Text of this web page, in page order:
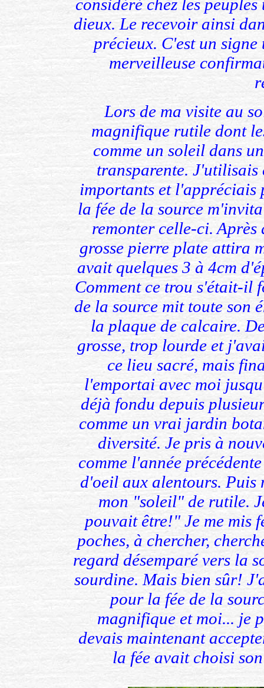
considéré chez les
dieux. Le recevoir ainsi
précieux. C'est un signe
merveilleuse
Lors de ma visite au
magnifique rutile dont
comme un soleil dans
transparente. J'utilisais
importants et l'appréciais
la fée de la source
remonter celle-ci. Après
grosse pierre plate attira
avait quelques 3 à 4cm
Comment ce trou s'était-il
de la source mit toute son
la plaque de calcaire.
grosse, trop lourde et
ce lieu sacré, mais
l'emportai avec moi
déjà fondu depuis
comme un vrai jardin
diversité. Je pris à
comme l'année
d'oeil aux alentours. Puis
mon "soleil" de rutile.
pouvait être!" Je me mis
poches, à chercher,
regard désemparé vers la
sourdine. Mais bien sûr!
pour la fée de la
magnifique et moi... je
devais maintenant
la fée avait choisi